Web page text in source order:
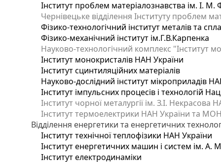
Інститут проблем матеріалознавства ім. І.
Чернівецьке відділення Інституту проблем
Фізико-технологічний інститут металів та
Фізико-механічний інститут ім.Г.В.Карпенка
Науково-технологічний комплекс "Інститут
Інститут монокристалів НАН України
Інститут сцинтиляційних матеріалів
Науково-дослідний інститут мікроприладів
Інститут імпульсних процесів і технологій
Інститут чорної металургії ім. З.І. Некрасова
Інститут термоелектрики НАН України та
Відділення енергетики та енергетичних
Інститут технічної теплофізики НАН України
Інститут енергетичних машин і систем ім. А.
Інститут електродинаміки